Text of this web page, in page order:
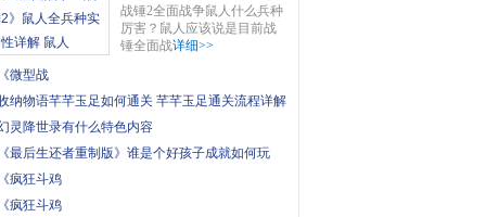
人全兵种实用性详解 鼠人
战锤2全面战争鼠人什么兵种
厉害？鼠人应该说是目前战
锤全面战详细>>
《微型战
纳物语芊芊玉足如何通关 芊芊玉足通关流程详解
灵降世录有什么特色内容
《最后生还者重制版》谁是个好孩子成就如何玩
《疯狂斗鸡
《疯狂斗鸡